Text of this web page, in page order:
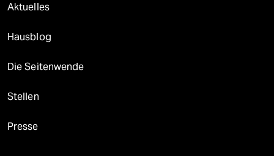
Aktuelles
Hausblog
Die Seitenwende
Stellen
Presse